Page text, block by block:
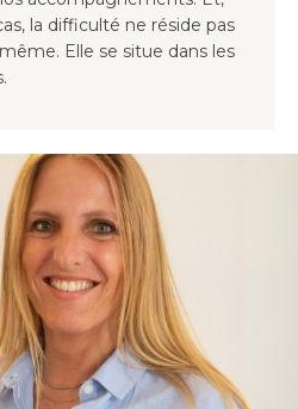
la difficulté ne réside pas
Elle se situe dans les